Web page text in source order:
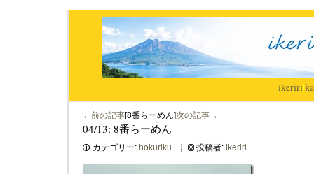
ikeriri|
←前の記事[8番らーめん]次の記事→
04/13: 8番らーめん
カテゴリー: hokuriku 投稿者: ikeriri